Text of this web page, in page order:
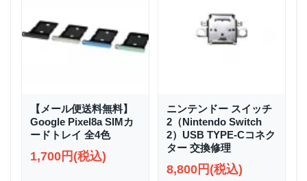
【メール便送料無料】
Google Pixel8a SIMカ
ードトレイ 全4色
1,700円(税込)
ニンテンドー スイッチ
2（Nintendo Switch
2）USB TYPE-Cコネク
ター 交換修理
8,800円(税込)